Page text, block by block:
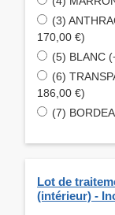
(3)
170,00 €)
(5) BLANC
(6)
186,00 €)
(7)
Lot de
(intérieur) -